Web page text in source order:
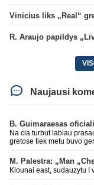
Vinicius liks „Real“
R. Araujo papildys
Naujausi
B. Guimaraesas
Na cia turbut labiau
gretose tiek metu buvo
Klounai east, sudauzytu I